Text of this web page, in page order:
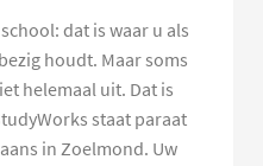
dat is waar u als
houdt. Maar soms
helemaal uit. Dat is
staat paraat
in Zoelmond. Uw